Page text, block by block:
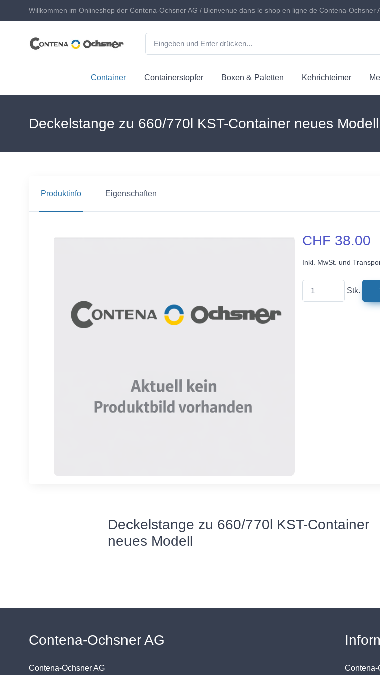
Willkommen im Onlineshop der Contena-Ochsner AG / Bienvenue dans le shop en ligne de Contena-Ochsner
Container Containerstopfer Boxen & Paletten Kehrichteimer
Deckelstange zu 660/770l KST-Container neues Modell
Produktinfo Eigenschaften
CHF 38.00
Inkl. MwSt. und
Stk.
Deckelstange zu 660/770l KST-Container
neues Modell
Contena-Ochsner AG
Contena-Ochsner AG Contena-